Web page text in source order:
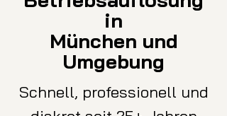
in
München und
Umgebung
Schnell, professionell und